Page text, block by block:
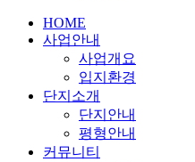
HOME
사업안내
사업개요
입지환경
단지소개
단지안내
평형안내
커뮤니티